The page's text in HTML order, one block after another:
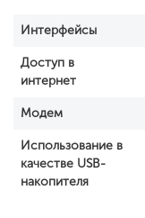
Интерфейсы
Доступ в
интернет
Модем
Использование в
качестве USB-
накопителя